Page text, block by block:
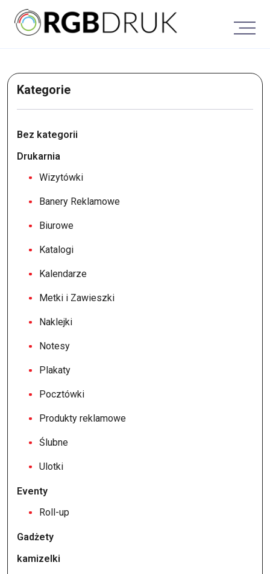
content
Kategorie
Bez kategorii
Drukarnia
Wizytówki
Banery Reklamowe
Biurowe
Katalogi
Kalendarze
Metki i Zawieszki
Naklejki
Notesy
Plakaty
Pocztówki
Produkty reklamowe
Ślubne
Ulotki
Eventy
Roll-up
Gadżety
kamizelki